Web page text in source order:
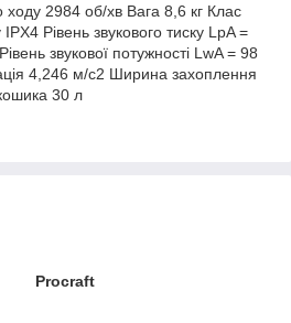
ходу 2984 об/хв Вага 8,6 кг Клас
Рівень звукового тиску LpA =
звукової потужності LwA = 98
4,246 м/с2 Ширина захоплення
30 л
Procraft